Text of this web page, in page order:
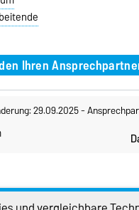
Ihren
29.09.2025-